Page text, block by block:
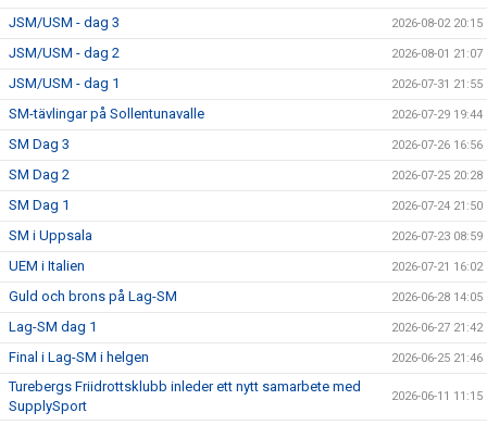
JSM/USM - dag 3 2026-08-02 20:15
JSM/USM - dag 2 2026-08-01 21:07
JSM/USM - dag 1 2026-07-31 21:55
SM-tävlingar på Sollentunavalle 2026-07-29 19:44
SM Dag 3 2026-07-26 16:56
SM Dag 2 2026-07-25 20:28
SM Dag 1 2026-07-24 21:50
SM i Uppsala 2026-07-23 08:59
UEM i Italien 2026-07-21 16:02
Guld och brons på Lag-SM 2026-06-28 14:05
Lag-SM dag 1 2026-06-27 21:42
Final i Lag-SM i helgen 2026-06-25 21:46
Turebergs Friidrottsklubb inleder ett nytt samarbete med
SupplySport
2026-06-11 11:15